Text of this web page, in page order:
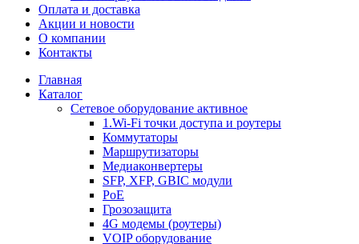
Оплата и доставка
Акции и новости
О компании
Контакты
Главная
Каталог
Сетевое оборудование активное
1.Wi-Fi точки доступа и роутеры
Коммутаторы
Маршрутизаторы
Медиаконвертеры
SFP, XFP, GBIC модули
PoE
Грозозащита
4G модемы (роутеры)
VOIP оборудование